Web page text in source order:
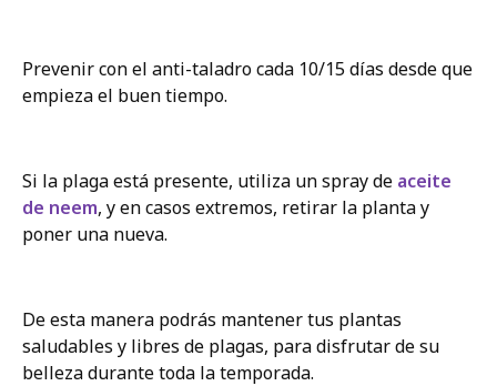
Prevenir con el anti-taladro cada 10/15 días desde que
empieza el buen tiempo.
Si la plaga está presente, utiliza un spray de aceite
de neem, y en casos extremos, retirar la planta y
poner una nueva.
De esta manera podrás mantener tus plantas
saludables y libres de plagas, para disfrutar de su
belleza durante toda la temporada.